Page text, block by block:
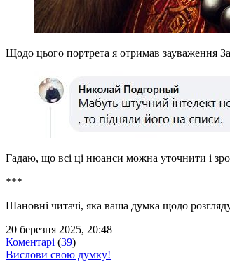
Щодо цього портрета я отримав зауваження
Гадаю, що всі ці нюанси можна уточнити і
***
Шановні читачі, яка ваша думка щодо
20 березня 2025, 20:48
Коментарі (39)
Вислови свою думку!